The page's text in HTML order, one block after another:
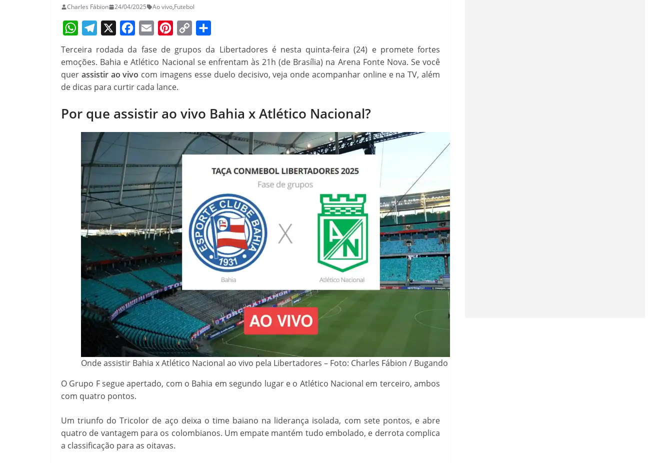
Charles Fábion 24/04/2025 Ao vivo,Futebol
h
a
t
A
e
l
e
a
c
e
o
o
m
a
i
n
t
e
t
o
p
y
n
h
a
Terceira rodada da fase de grupos da Libertadores é nesta quinta-feira (24) e promete fortes
emoções. Bahia e Atlético Nacional se enfrentam às 21h (de Brasília) na Arena Fonte Nova. Se você
quer assistir ao vivo com imagens esse duelo decisivo, veja onde acompanhar online e na TV, além
de dicas para curtir cada lance.
Por que assistir ao vivo Bahia x Atlético Nacional?
Onde assistir Bahia x Atlético Nacional ao vivo pela Libertadores – Foto: Charles Fábion / Bugando sua Mente
O Grupo F segue apertado, com o Bahia em segundo lugar e o Atlético Nacional em terceiro, ambos
com quatro pontos.
Um triunfo do Tricolor de aço deixa o time baiano na liderança isolada, com sete pontos, e abre
quatro de vantagem para os colombianos. Um empate mantém tudo embolado, e derrota complica
a classificação para as oitavas.